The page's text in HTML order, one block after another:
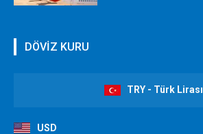
DÖVİZ KURU
TRY - Türk Lirası
USD